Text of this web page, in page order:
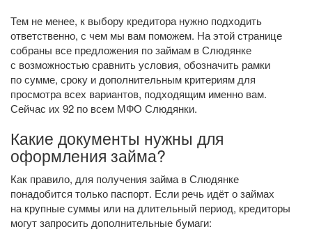
Тем не менее, к выбору кредитора нужно подходить
ответственно, с чем мы вам поможем. На этой странице
собраны все предложения по займам в Слюдянке
с возможностью сравнить условия, обозначить рамки
по сумме, сроку и дополнительным критериям для
просмотра всех вариантов, подходящим именно вам.
Сейчас их 92 по всем МФО Слюдянки.
Какие документы нужны для
оформления займа?
Как правило, для получения займа в Слюдянке
понадобится только паспорт. Если речь идёт о займах
на крупные суммы или на длительный период, кредиторы
могут запросить дополнительные бумаги: